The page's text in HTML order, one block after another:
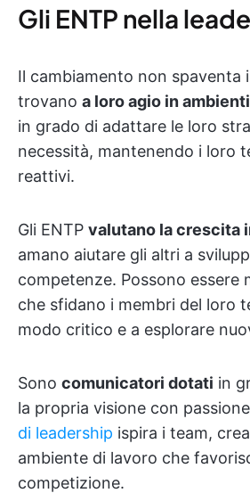
Gli ENTP nella
Il cambiamento non spaventa i
trovano a loro agio in
in grado di adattare le loro
necessità, mantenendo i loro
reattivi.
Gli ENTP valutano la crescita
amano aiutare gli altri a
competenze. Possono essere
che sfidano i membri del loro
modo critico e a esplorare
Sono comunicatori dotati in
la propria visione con
di leadership ispira i team,
ambiente di lavoro che
competizione.